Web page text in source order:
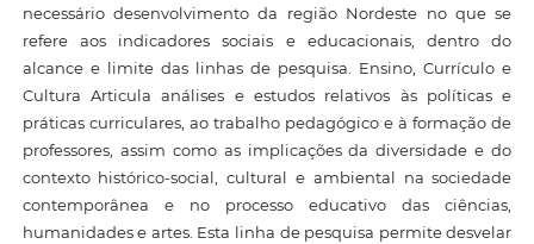
necessário desenvolvimento da região Nordeste no que se
refere aos indicadores sociais e educacionais, dentro do
alcance e limite das linhas de pesquisa. Ensino, Currículo e
Cultura Articula análises e estudos relativos às políticas e
práticas curriculares, ao trabalho pedagógico e à formação de
professores, assim como as implicações da diversidade e do
contexto histórico-social, cultural e ambiental na sociedade
contemporânea e no processo educativo das ciências,
humanidades e artes. Esta linha de pesquisa permite desvelar